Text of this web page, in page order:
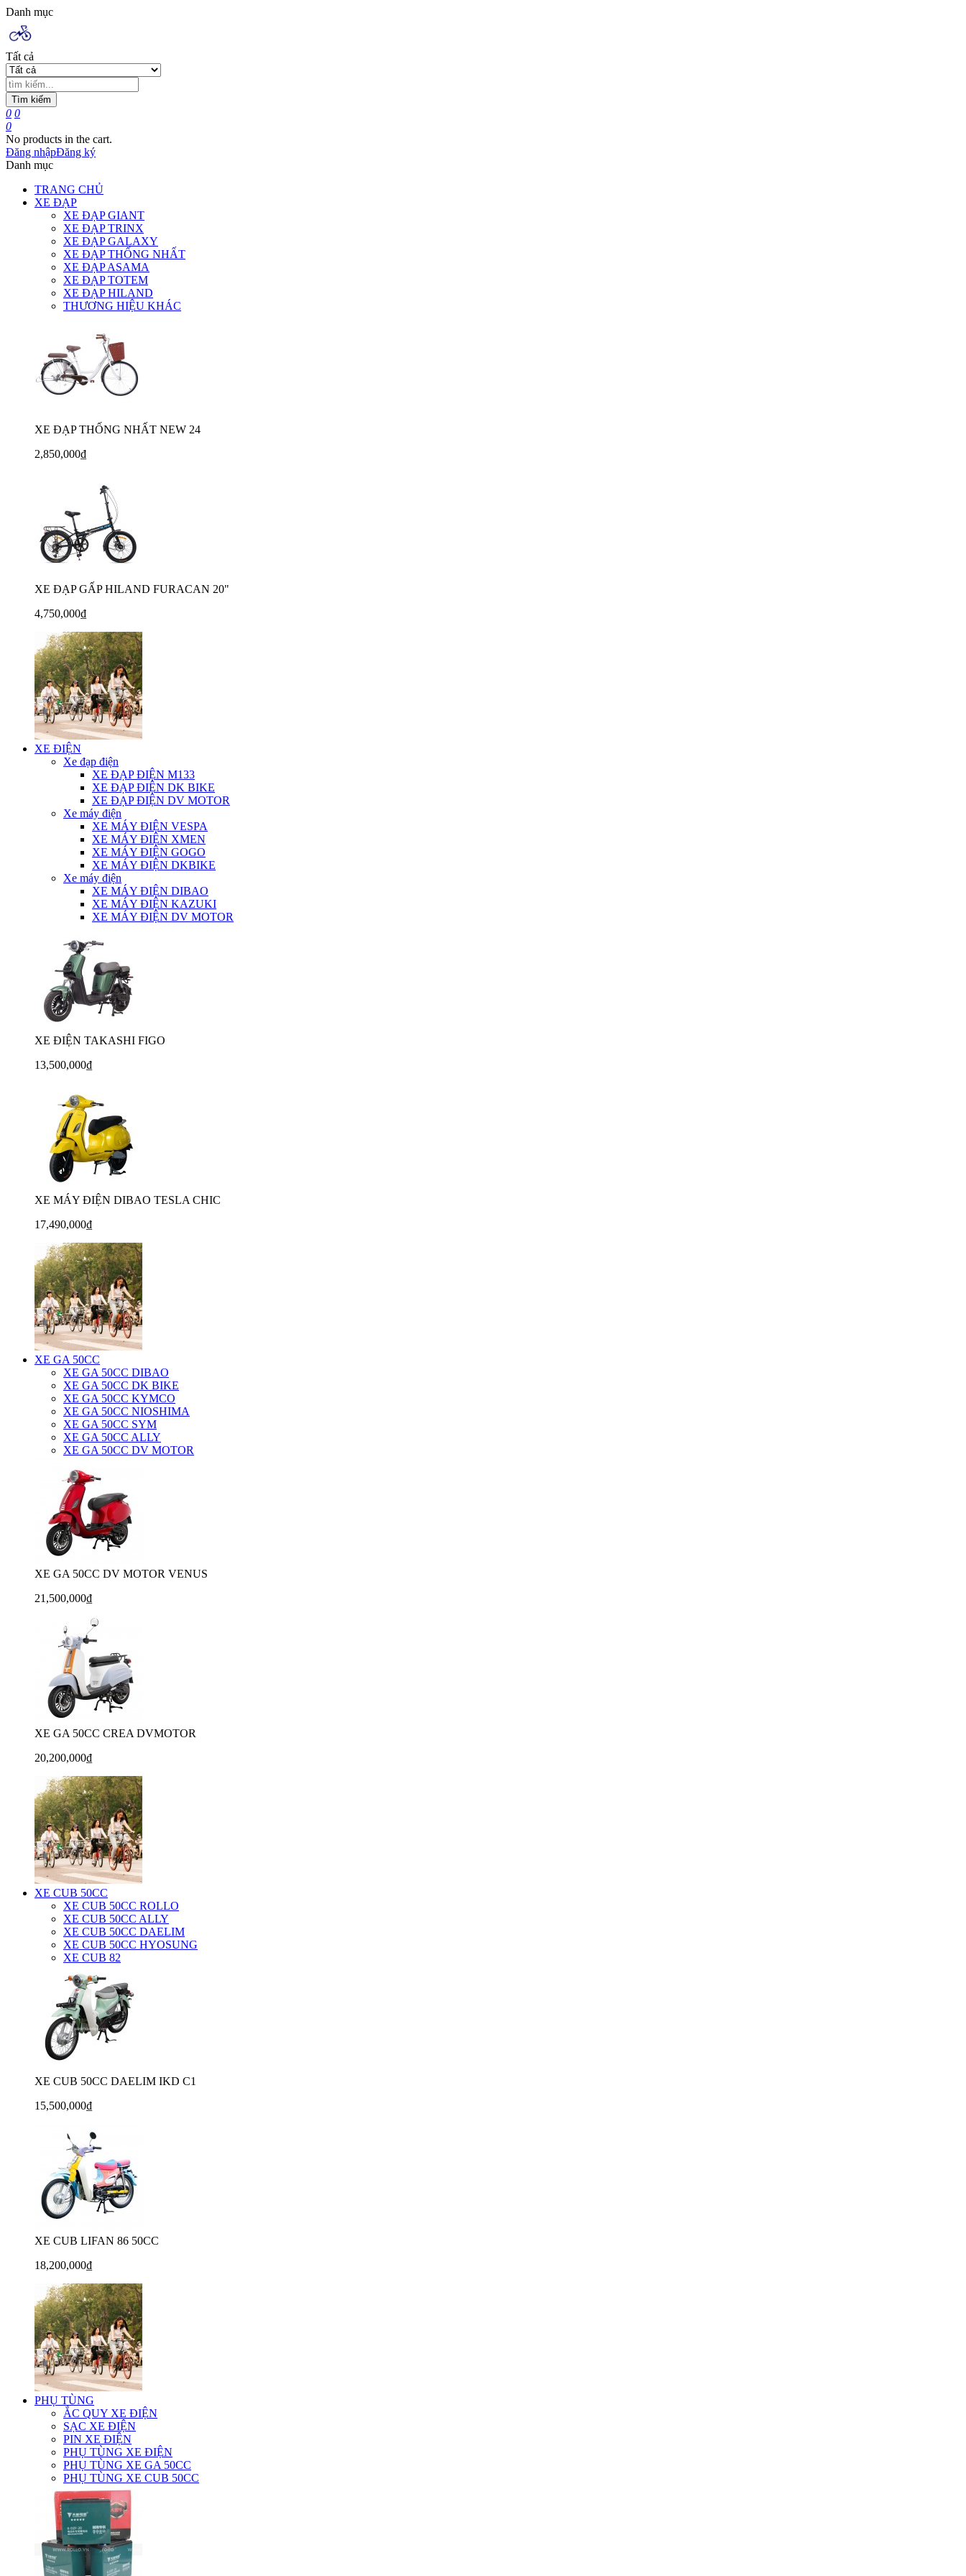
Danh mục
Tất cả
Tìm kiếm
0 0
0
No products in the cart.
Đăng nhậpĐăng ký
Danh mục
TRANG CHỦ
XE ĐẠP
XE ĐẠP GIANT
XE ĐẠP TRINX
XE ĐẠP GALAXY
XE ĐẠP THỐNG NHẤT
XE ĐẠP ASAMA
XE ĐẠP TOTEM
XE ĐẠP HILAND
THƯƠNG HIỆU KHÁC
XE ĐẠP THỐNG NHẤT NEW 24
2,850,000₫
XE ĐẠP GẤP HILAND FURACAN 20"
4,750,000₫
XE ĐIỆN
Xe đạp điện
XE ĐẠP ĐIỆN M133
XE ĐẠP ĐIỆN DK BIKE
XE ĐẠP ĐIỆN DV MOTOR
Xe máy điện
XE MÁY ĐIỆN VESPA
XE MÁY ĐIỆN XMEN
XE MÁY ĐIỆN GOGO
XE MÁY ĐIỆN DKBIKE
Xe máy điện
XE MÁY ĐIỆN DIBAO
XE MÁY ĐIỆN KAZUKI
XE MÁY ĐIỆN DV MOTOR
XE ĐIỆN TAKASHI FIGO
13,500,000₫
XE MÁY ĐIỆN DIBAO TESLA CHIC
17,490,000₫
XE GA 50CC
XE GA 50CC DIBAO
XE GA 50CC DK BIKE
XE GA 50CC KYMCO
XE GA 50CC NIOSHIMA
XE GA 50CC SYM
XE GA 50CC ALLY
XE GA 50CC DV MOTOR
XE GA 50CC DV MOTOR VENUS
21,500,000₫
XE GA 50CC CREA DVMOTOR
20,200,000₫
XE CUB 50CC
XE CUB 50CC ROLLO
XE CUB 50CC ALLY
XE CUB 50CC DAELIM
XE CUB 50CC HYOSUNG
XE CUB 82
XE CUB 50CC DAELIM IKD C1
15,500,000₫
XE CUB LIFAN 86 50CC
18,200,000₫
PHỤ TÙNG
ẮC QUY XE ĐIỆN
SẠC XE ĐIỆN
PIN XE ĐIỆN
PHỤ TÙNG XE ĐIỆN
PHỤ TÙNG XE GA 50CC
PHỤ TÙNG XE CUB 50CC